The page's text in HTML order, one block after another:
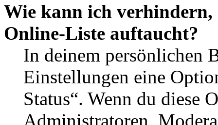
Wie kann ich verhindern,
Online-Liste auftaucht?
In deinem persönlichen
Einstellungen eine
Status“. Wenn du diese
Administratoren,